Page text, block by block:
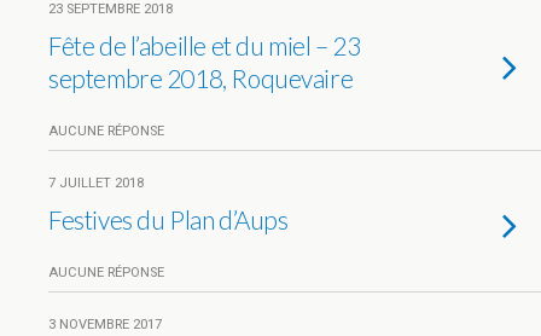
23 SEPTEMBRE 2018
Fête de l’abeille et du miel – 23
septembre 2018, Roquevaire
AUCUNE RÉPONSE
7 JUILLET 2018
Festives du Plan d’Aups
AUCUNE RÉPONSE
3 NOVEMBRE 2017